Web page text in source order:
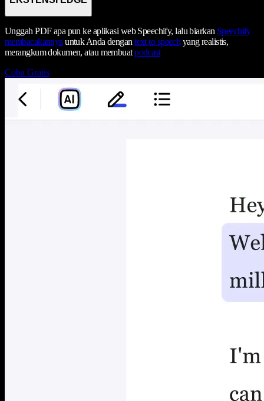
Unggah PDF apa pun ke aplikasi web Speechify, lalu biarkan Speechify
membacakannya untuk Anda dengantext to speech yang realistis,
merangkum dokumen, atau membuatpodcast
Coba Gratis